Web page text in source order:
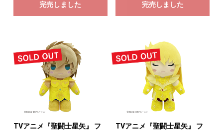
完売しました 完売しました
TVアニメ『聖闘士星矢』 フ
TVアニメ『聖闘士星矢』 フ